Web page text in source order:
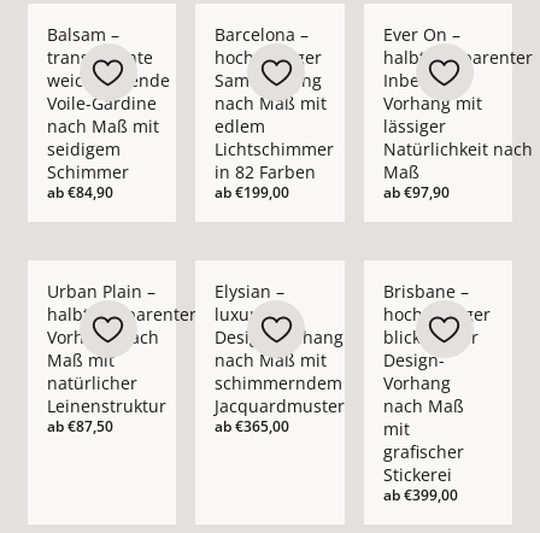
Balsam –
transparente
weichfließende
Voile-Gardine
nach Maß mit
seidigem
Schimmer
ab€84,90
Barcelona –
hochwertiger
Samtvorhang
nach Maß mit
edlem
Lichtschimmer
in 82 Farben
ab€199,00
Ever On –
halbtransparenter
Inbetween
Vorhang mit
lässiger
Natürlichkeit nach
Maß
ab€97,90
Urban Plain –
halbtransparenter
Vorhang nach
Maß mit
natürlicher
Leinenstruktur
ab€87,50
Elysian –
luxuriöser
Design-Vorhang
nach Maß mit
schimmerndem
Jacquardmuster
ab€365,00
Brisbane –
hochwertiger
blickdichter
Design-
Vorhang
nach Maß
mit
grafischer
Stickerei
ab€399,00